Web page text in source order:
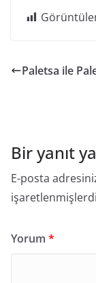
Paletsa ile
Bir yanıt
E-posta
Yorum *